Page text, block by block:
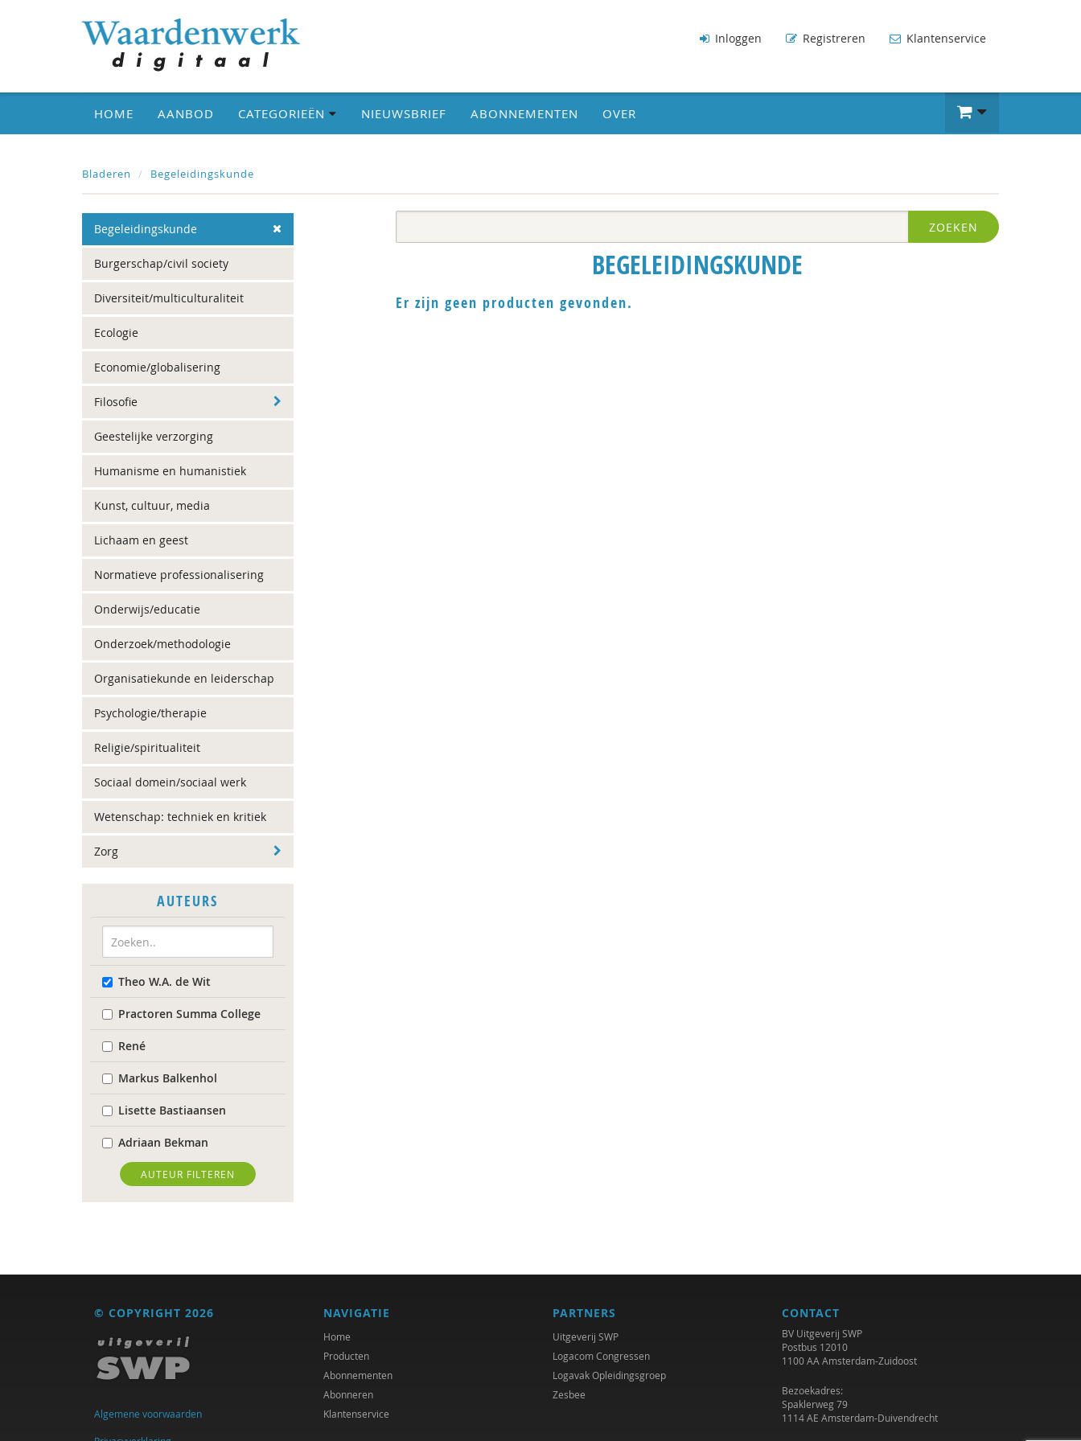
Inloggen Registreren Klantenservice
HOME AANBOD CATEGORIEËN NIEUWSBRIEF ABONNEMENTEN OVER
Bladeren Begeleidingskunde
Begeleidingskunde
Burgerschap/civil society
Diversiteit/multiculturaliteit
Ecologie
Economie/globalisering
Filosofie
Geestelijke verzorging
Humanisme en humanistiek
Kunst, cultuur, media
Lichaam en geest
Normatieve professionalisering
Onderwijs/educatie
Onderzoek/methodologie
Organisatiekunde en leiderschap
Psychologie/therapie
Religie/spiritualiteit
Sociaal domein/sociaal werk
Wetenschap: techniek en kritiek
Zorg
AUTEURS
Theo W.A. de Wit
Practoren Summa College
René
Markus Balkenhol
Lisette Bastiaansen
Adriaan Bekman
Desirée Bierlaagh
Karianne den Boer
Michiel Bos
R. Brohm
Xannah Brohm
AUTEUR FILTEREN
ZOEKEN
BEGELEIDINGSKUNDE
Er zijn geen producten gevonden.
© COPYRIGHT 2026
Algemene voorwaarden
NAVIGATIE
Home
Producten
Abonnementen
Abonneren
Klantenservice
PARTNERS
Uitgeverij SWP
Logacom Congressen
Logavak Opleidingsgroep
Zesbee
CONTACT
BV Uitgeverij SWP
Postbus 12010
1100 AA Amsterdam-Zuidoost
Bezoekadres:
Spaklerweg 79
1114 AE Amsterdam-Duivendrecht